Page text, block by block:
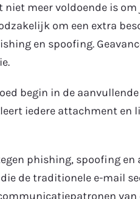
niet meer voldoende is
om een extra
en spoofing.
begin in de
iedere attachment en
phishing, spoofing en
de traditionele e-mail